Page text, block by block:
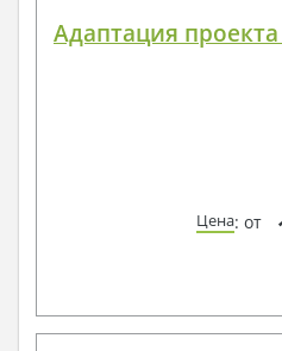
Адаптация
Цена: от